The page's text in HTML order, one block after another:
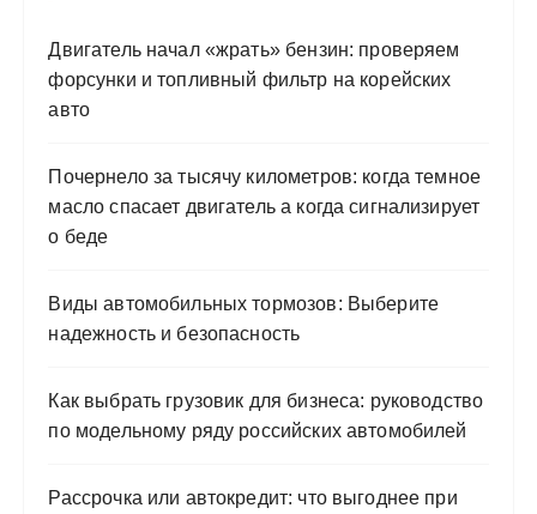
Двигатель начал «жрать» бензин: проверяем
форсунки и топливный фильтр на корейских
авто
Почернело за тысячу километров: когда темное
масло спасает двигатель а когда сигнализирует
о беде
Виды автомобильных тормозов: Выберите
надежность и безопасность
Как выбрать грузовик для бизнеса: руководство
по модельному ряду российских автомобилей
Рассрочка или автокредит: что выгоднее при